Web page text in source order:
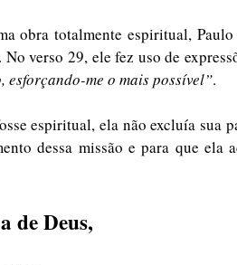
obra totalmente espiritual,
esforçando-me o mais possível”.
espiritual, ela não excluía sua
dessa missão e para que ela
de Deus,